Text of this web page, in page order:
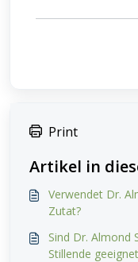
Print
Artikel in
Verwendet Dr.
Zutat?
Sind Dr. Almond
Stillende